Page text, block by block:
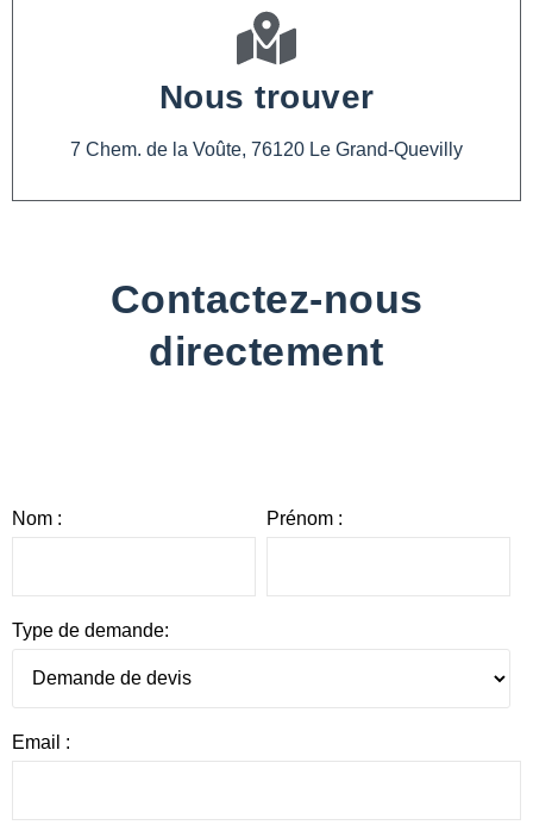
Nous trouver
7 Chem. de la Voûte, 76120 Le Grand-Quevilly
Contactez-nous
directement
Nom : Prénom :
Type de demande:
Email :